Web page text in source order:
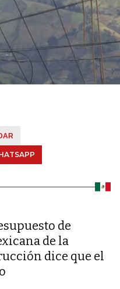
de
de la
dice que el